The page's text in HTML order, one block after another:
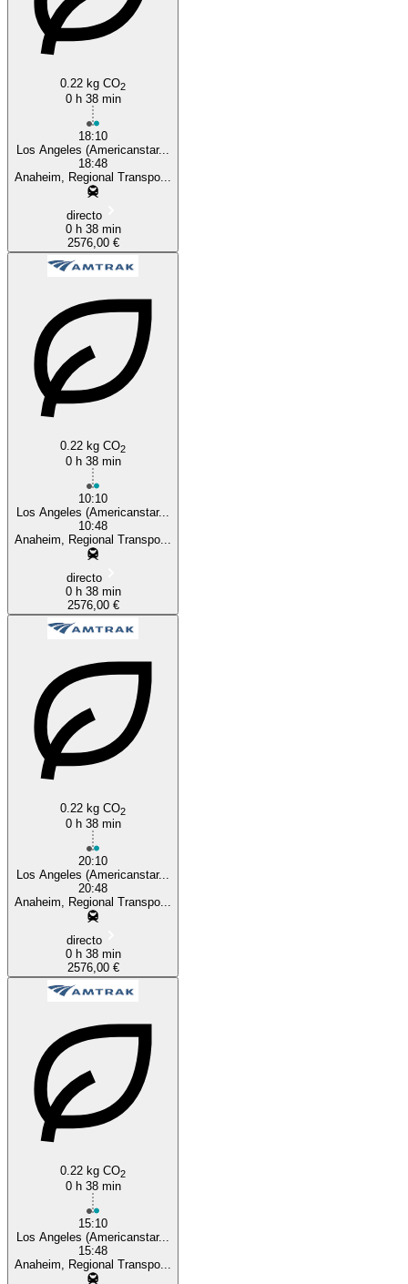
0.22 kg CO2
0 h 38 min
18:10
Los Angeles (Americanstar...
18:48
Anaheim, Regional Transpo...
directo
0 h 38 min
2576,00 €
0.22 kg CO2
0 h 38 min
10:10
Los Angeles (Americanstar...
10:48
Anaheim, Regional Transpo...
directo
0 h 38 min
2576,00 €
0.22 kg CO2
0 h 38 min
20:10
Los Angeles (Americanstar...
20:48
Anaheim, Regional Transpo...
directo
0 h 38 min
2576,00 €
0.22 kg CO2
0 h 38 min
15:10
Los Angeles (Americanstar...
15:48
Anaheim, Regional Transpo...